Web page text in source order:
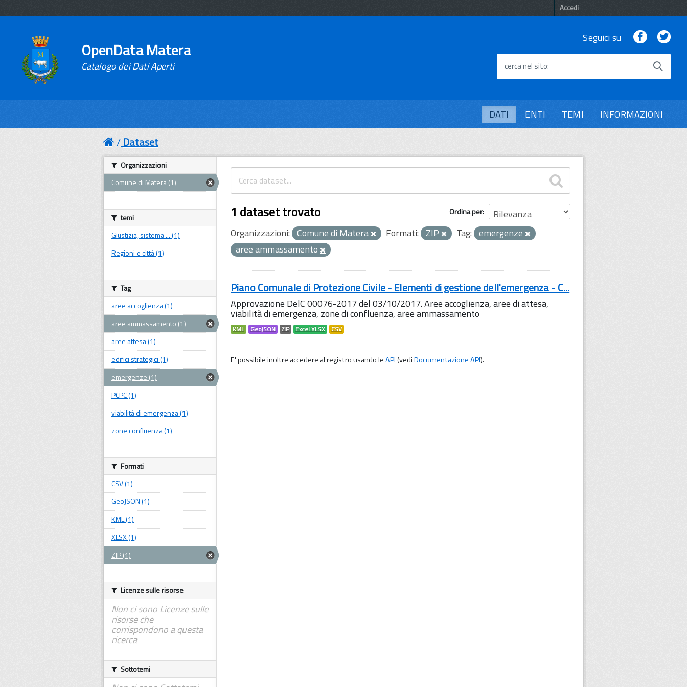
Accedi
OpenData Matera
Catalogo dei Dati Aperti
Seguici su Facebook
cerca nel sito
DATI ENTI TEMI INFORMAZIONI
Dataset
Ordina per
1 dataset trovato
Organizzazioni: Comune di Matera Formati: ZIP Tag: emergenze
aree ammassamento
Piano Comunale di Protezione Civile - Elementi di gestione dell'emergenza - C...
Approvazione DelC 00076-2017 del 03/10/2017. Aree accoglienza, aree di attesa,
viabilità di emergenza, zone di confluenza, aree ammassamento
KML GeoJSON ZIP Excel XLSX CSV
E' possibile inoltre accedere al registro usando leAPI(vediDocumentazione API).
Organizzazioni
Comune di Matera (1)
temi
Giustizia, sistema ... (1)
Regioni e città (1)
Tag
aree accoglienza (1)
aree ammassamento (1)
aree attesa (1)
edifici strategici (1)
emergenze (1)
PCPC (1)
viabilità di emergenza (1)
zone confluenza (1)
Formati
CSV (1)
GeoJSON (1)
KML (1)
XLSX (1)
ZIP (1)
Licenze sulle risorse
Non ci sono Licenze sulle
risorse che
corrispondono a questa
ricerca
Sottotemi